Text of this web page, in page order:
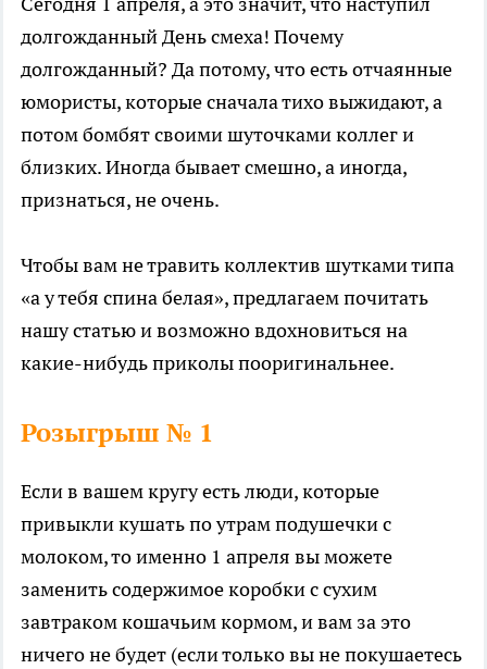
долгожданный День смеха! Почему
долгожданный? Да потому, что есть отчаянные
юмористы, которые сначала тихо выжидают, а
потом бомбят своими шуточками коллег и
близких. Иногда бывает смешно, а иногда,
признаться, не очень.
Чтобы вам не травить коллектив шутками типа
«а у тебя спина белая», предлагаем почитать
нашу статью и возможно вдохновиться на
какие-нибудь приколы пооригинальнее.
Розыгрыш № 1
Если в вашем кругу есть люди, которые
привыкли кушать по утрам подушечки с
молоком, то именно 1 апреля вы можете
заменить содержимое коробки с сухим
завтраком кошачьим кормом, и вам за это
ничего не будет (если только вы не покушаетесь